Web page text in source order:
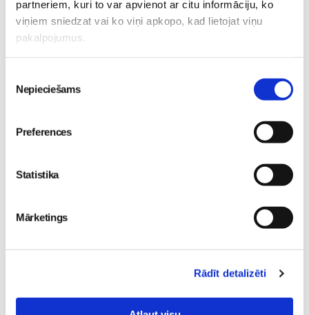
partneriem, kuri to var apvienot ar citu informāciju, ko
viņiem sniedzat vai ko viņi apkopo, kad lietojat viņu
pakalpojumus.
izvēle
Nepieciešams
Preferences
Statistika
Mārketings
Rādīt detalizēti
Sievietēm
05. Aug 12:00
Brokastu sezonu 9.
03. Aug 16:09